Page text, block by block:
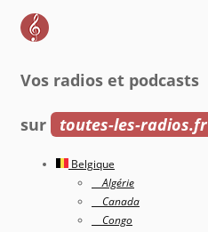
Vos radios et podcasts
sur toutes-les-radios.fr
Belgique
Algérie
Canada
Congo